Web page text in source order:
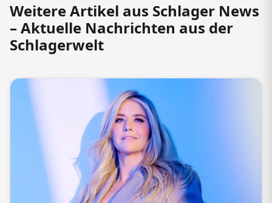
Weitere Artikel aus Schlager News
– Aktuelle Nachrichten aus der
Schlagerwelt